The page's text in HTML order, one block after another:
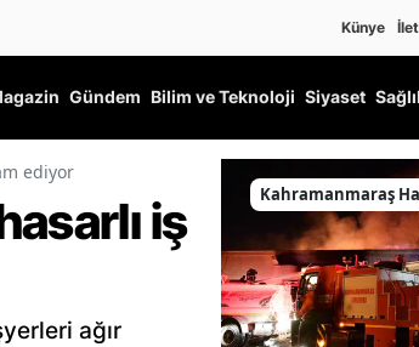
Künye
Gündem Bilim ve Teknoloji Siyaset
ediyor
iş
ağır
Kahramanmaraş